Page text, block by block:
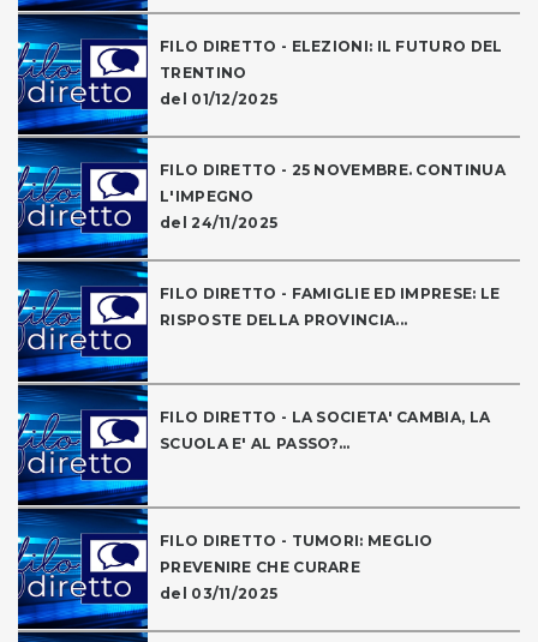
FILO DIRETTO - ELEZIONI: IL FUTURO DEL
TRENTINO
del 01/12/2025
FILO DIRETTO - 25 NOVEMBRE. CONTINUA
L'IMPEGNO
del 24/11/2025
FILO DIRETTO - FAMIGLIE ED IMPRESE: LE
RISPOSTE DELLA PROVINCIA...
FILO DIRETTO - LA SOCIETA' CAMBIA, LA
SCUOLA E' AL PASSO?...
FILO DIRETTO - TUMORI: MEGLIO
PREVENIRE CHE CURARE
del 03/11/2025